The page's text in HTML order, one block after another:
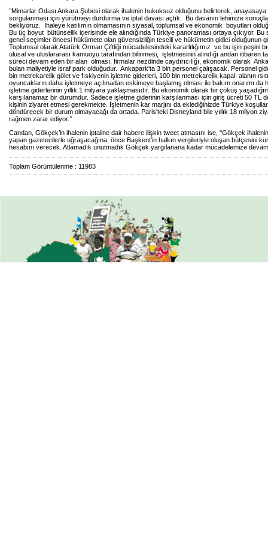
‘’Mimarlar Odası Ankara Şubesi olarak ihalenin hukuksuz olduğunu belirterek, anayasaya
sorgulanması için yürütmeyi durdurma ve iptal davası açtık. Bu davanın lehimize
bekliyoruz. İhaleye katılımın olmamasının siyasal, toplumsal ve ekonomik boyutları
Bu üç boyut bütünsellik içerisinde ele alındığında Türkiye panoraması ortaya çıkıyor. Bu
genel seçimler öncesi hükümete olan güvensizliğin tescili ve hükümetin gidici olduğunun
Toplumsal olarak Atatürk Orman Çiftliği mücadelesindeki kararlılığımız ve bu işin peşini
ulusal ve uluslararası kamuoyu tarafından bilinmesi, işletmesinin alındığı andan itibaren
süreci devam eden bir alan olması, firmalar nezdinde caydırıcılığı, ekonomik olarak
bulan maliyetiyle israf park olduğudur. Ankapark'ta 3 bin personel çalışacak. Personel
bin metrekarelik gölet ve fıskiyenin işletme giderleri, 100 bin metrekarelik kapalı alanın
oyuncakların daha işletmeye açılmadan eskimeye başlamış olması ile bakım onarımı da
işletme giderlerinin yıllık 1 milyara yaklaşmasıdır. Bu ekonomik olarak bir çöküş
karşılanamaz bir durumdur. Sadece işletme giderinin karşılanması için giriş ücreti 50 TL
kişinin ziyaret etmesi gerekmekte. İşletmenin kar marjını da eklediğinizde Türkiye
döndürecek bir durum olmayacağı da ortada. Paris'teki Disneyland bile yıllık 18 milyon
rağmen zarar ediyor.’’
Candan, Gökçek’in ihalenin iptaline dair habere ilişkin tweet atmasını ise, ''Gökçek
yapan gazetecilerle uğraşacağına, önce Başkent’in halkın vergileriyle oluşan bütçesini
hesabını verecek. Atlamadık unutmadık Gökçek yargılanana kadar mücadelemize devam
Toplam Görüntülenme : 11983